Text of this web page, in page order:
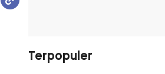
Terpopuler